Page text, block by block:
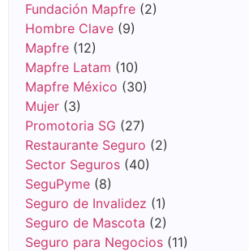
Fundación Mapfre (2)
Hombre Clave (9)
Mapfre (12)
Mapfre Latam (10)
Mapfre México (30)
Mujer (3)
Promotoria SG (27)
Restaurante Seguro (2)
Sector Seguros (40)
SeguPyme (8)
Seguro de Invalidez (1)
Seguro de Mascota (2)
Seguro para Negocios (11)